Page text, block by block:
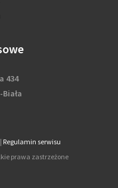
434
Regulamin serwisu
prawa zastrzeżone